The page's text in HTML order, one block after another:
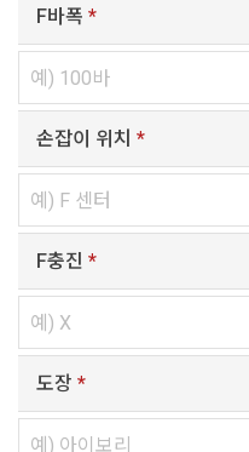
F바폭 *
손잡이 위치 *
F충진 *
도장 *